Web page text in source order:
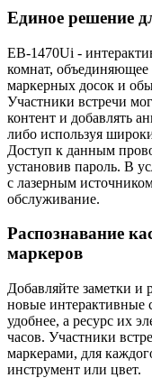
Единое решение
EB-1470Ui -
комнат, объединяющее
маркерных досок и
Участники встречи
контент и добавлять
либо используя
Доступ к данным
установив пароль. В
с лазерным
обслуживание.
Распознавание
маркеров
Добавляйте заметки и
новые интерактивные
удобнее, а ресурс их
часов. Участники
маркерами, для
инструмент или цвет.